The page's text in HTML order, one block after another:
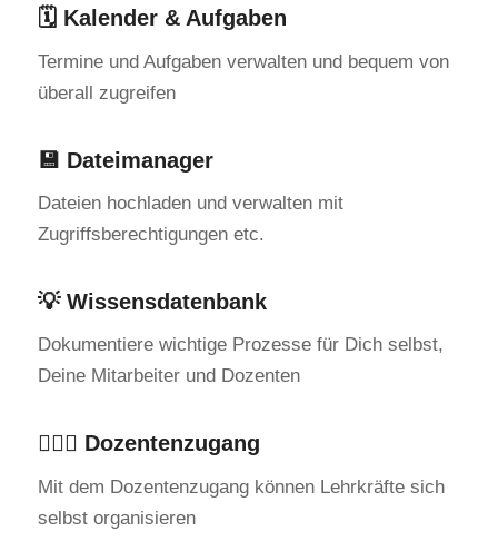
🗓️ Kalender & Aufgaben
Termine und Aufgaben verwalten und bequem von
überall zugreifen
💾 Dateimanager
Dateien hochladen und verwalten mit
Zugriffsberechtigungen etc.
💡 Wissensdatenbank
Dokumentiere wichtige Prozesse für Dich selbst,
Deine Mitarbeiter und Dozenten
💁🏻‍♂️ Dozentenzugang
Mit dem Dozentenzugang können Lehrkräfte sich
selbst organisieren